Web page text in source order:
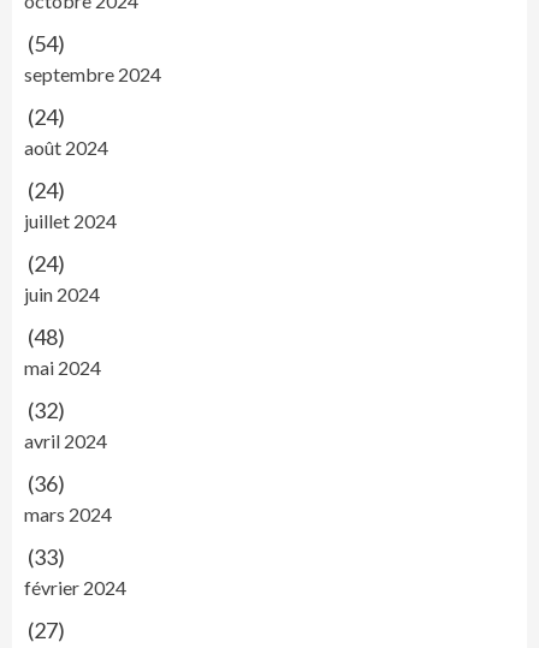
(54)
septembre 2024
(24)
août 2024
(24)
juillet 2024
(24)
juin 2024
(48)
mai 2024
(32)
avril 2024
(36)
mars 2024
(33)
février 2024
(27)